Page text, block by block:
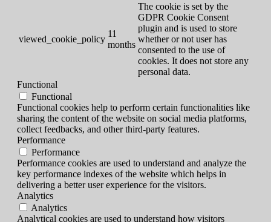
viewed_cookie_policy
11
months
The cookie is set by the
GDPR Cookie Consent
plugin and is used to store
whether or not user has
consented to the use of
cookies. It does not store any
personal data.
Functional
Functional
Functional cookies help to perform certain functionalities like
sharing the content of the website on social media platforms,
collect feedbacks, and other third-party features.
Performance
Performance
Performance cookies are used to understand and analyze the
key performance indexes of the website which helps in
delivering a better user experience for the visitors.
Analytics
Analytics
Analytical cookies are used to understand how visitors